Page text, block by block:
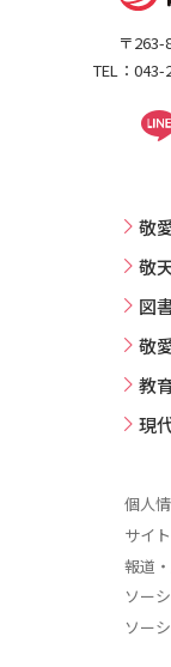
〒
TEL：
敬
敬
図
敬
教
現
個人
サイ
報道
ソー
ソー